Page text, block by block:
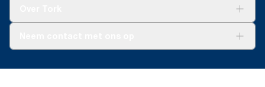
Dispenserklacht
02 766 05 30